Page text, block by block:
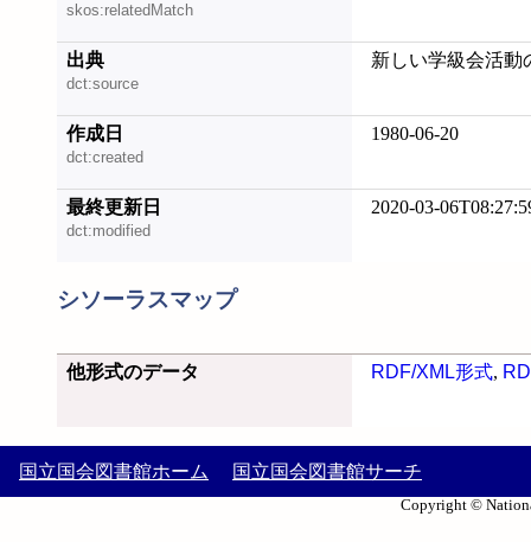
skos:relatedMatch
出典
dct:source
新しい学級会活動
作成日
dct:created
1980-06-20
最終更新日
dct:modified
2020-03-
シソーラスマップ
他形式のデータ RDF/XML形式,
国立国会図書館ホーム 国立国会図書館サーチ
Copyright ©